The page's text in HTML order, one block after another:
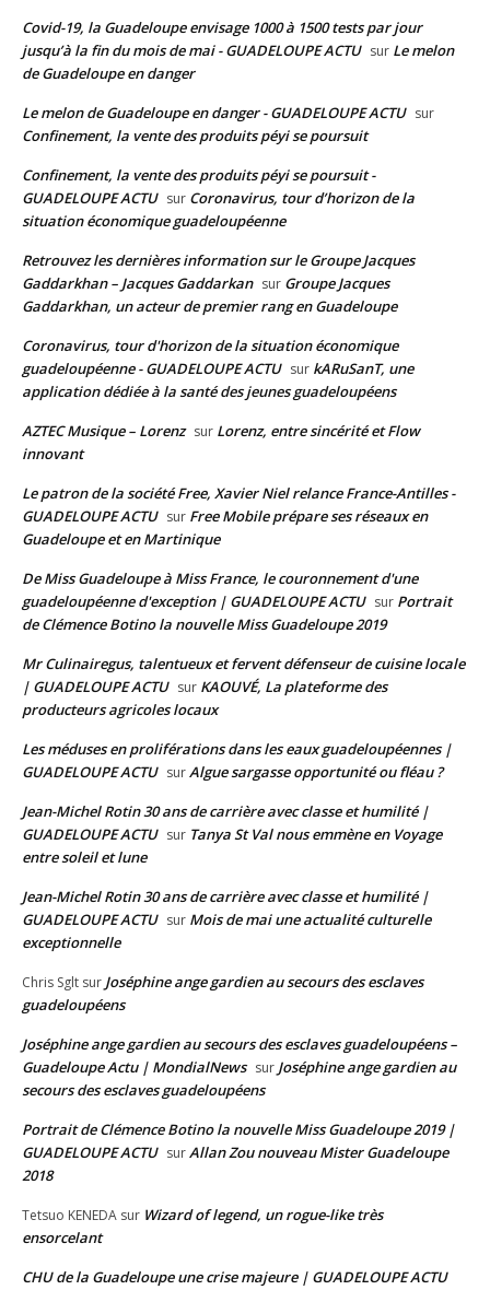
Covid-19, la Guadeloupe envisage 1000 à 1500 tests par jour
jusqu’à la fin du mois de mai - GUADELOUPE ACTU sur Le melon
de Guadeloupe en danger
Le melon de Guadeloupe en danger - GUADELOUPE ACTU sur
Confinement, la vente des produits péyi se poursuit
Confinement, la vente des produits péyi se poursuit -
GUADELOUPE ACTU sur Coronavirus, tour d’horizon de la
situation économique guadeloupéenne
Retrouvez les dernières information sur le Groupe Jacques
Gaddarkhan – Jacques Gaddarkan sur Groupe Jacques
Gaddarkhan, un acteur de premier rang en Guadeloupe
Coronavirus, tour d'horizon de la situation économique
guadeloupéenne - GUADELOUPE ACTU sur kARuSanT, une
application dédiée à la santé des jeunes guadeloupéens
AZTEC Musique – Lorenz sur Lorenz, entre sincérité et Flow
innovant
Le patron de la société Free, Xavier Niel relance France-Antilles -
GUADELOUPE ACTU sur Free Mobile prépare ses réseaux en
Guadeloupe et en Martinique
De Miss Guadeloupe à Miss France, le couronnement d'une
guadeloupéenne d'exception | GUADELOUPE ACTU sur Portrait
de Clémence Botino la nouvelle Miss Guadeloupe 2019
Mr Culinairegus, talentueux et fervent défenseur de cuisine locale
| GUADELOUPE ACTU sur KAOUVÉ, La plateforme des
producteurs agricoles locaux
Les méduses en proliférations dans les eaux guadeloupéennes |
GUADELOUPE ACTU surAlgue sargasse opportunité ou fléau ?
Jean-Michel Rotin 30 ans de carrière avec classe et humilité |
GUADELOUPE ACTU sur Tanya St Val nous emmène en Voyage
entre soleil et lune
Jean-Michel Rotin 30 ans de carrière avec classe et humilité |
GUADELOUPE ACTU sur Mois de mai une actualité culturelle
exceptionnelle
Chris Sglt sur Joséphine ange gardien au secours des esclaves
guadeloupéens
Joséphine ange gardien au secours des esclaves guadeloupéens –
Guadeloupe Actu | MondialNews sur Joséphine ange gardien au
secours des esclaves guadeloupéens
Portrait de Clémence Botino la nouvelle Miss Guadeloupe 2019 |
GUADELOUPE ACTU surAllan Zou nouveau Mister Guadeloupe
2018
Tetsuo KENEDA sur Wizard of legend, un rogue-like très
ensorcelant
CHU de la Guadeloupe une crise majeure | GUADELOUPE ACTU